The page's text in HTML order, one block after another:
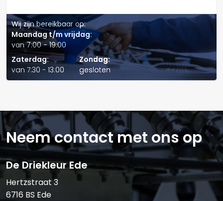
Wij zijn bereikbaar op:
Maandag t/m vrijdag:
van 7:00 - 19:00
Zaterdag:
van 7:30 - 13:00
Zondag:
gesloten
Verstuur offerte
Neem contact met ons op
De Driekleur Ede
Hertzstraat 3
6716 BS Ede